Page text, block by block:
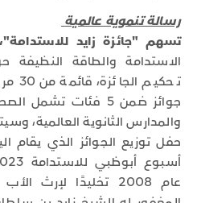
رسالة تنموية عالمية
تسهم "جائزة زايد للاستدامة"،
الاستدامة والطاقة النظيفة
جوائز ضمن 5 فئات
والمدارس الثانوية العالمية،
حفل توزيع الجوائز الذي يقام
عام 2008 تخليدًا